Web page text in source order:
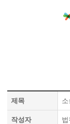
제목
작성자